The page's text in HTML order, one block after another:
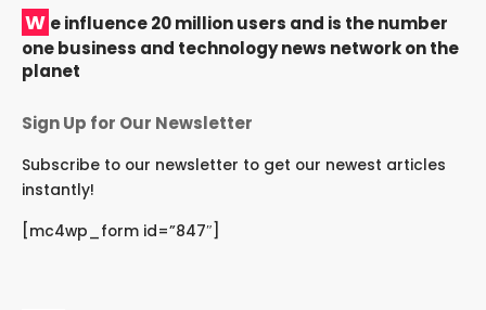
W e influence 20 million users and is the number
one business and technology news network on the
planet
Sign Up for Our Newsletter
Subscribe to our newsletter to get our newest articles
instantly!
[mc4wp_form id=”847″]